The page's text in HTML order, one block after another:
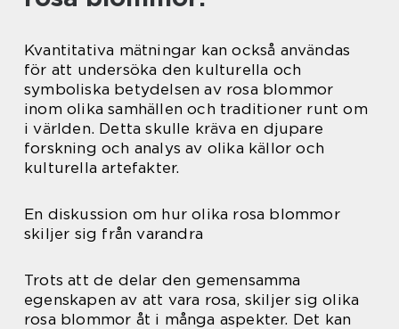
Kvantitativa mätningar kan också användas
för att undersöka den kulturella och
symboliska betydelsen av rosa blommor
inom olika samhällen och traditioner runt om
i världen. Detta skulle kräva en djupare
forskning och analys av olika källor och
kulturella artefakter.
En diskussion om hur olika rosa blommor
skiljer sig från varandra
Trots att de delar den gemensamma
egenskapen av att vara rosa, skiljer sig olika
rosa blommor åt i många aspekter. Det kan